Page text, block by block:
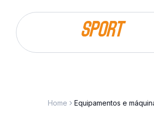
Saltar para o conteúdo
Home Equipamentos e